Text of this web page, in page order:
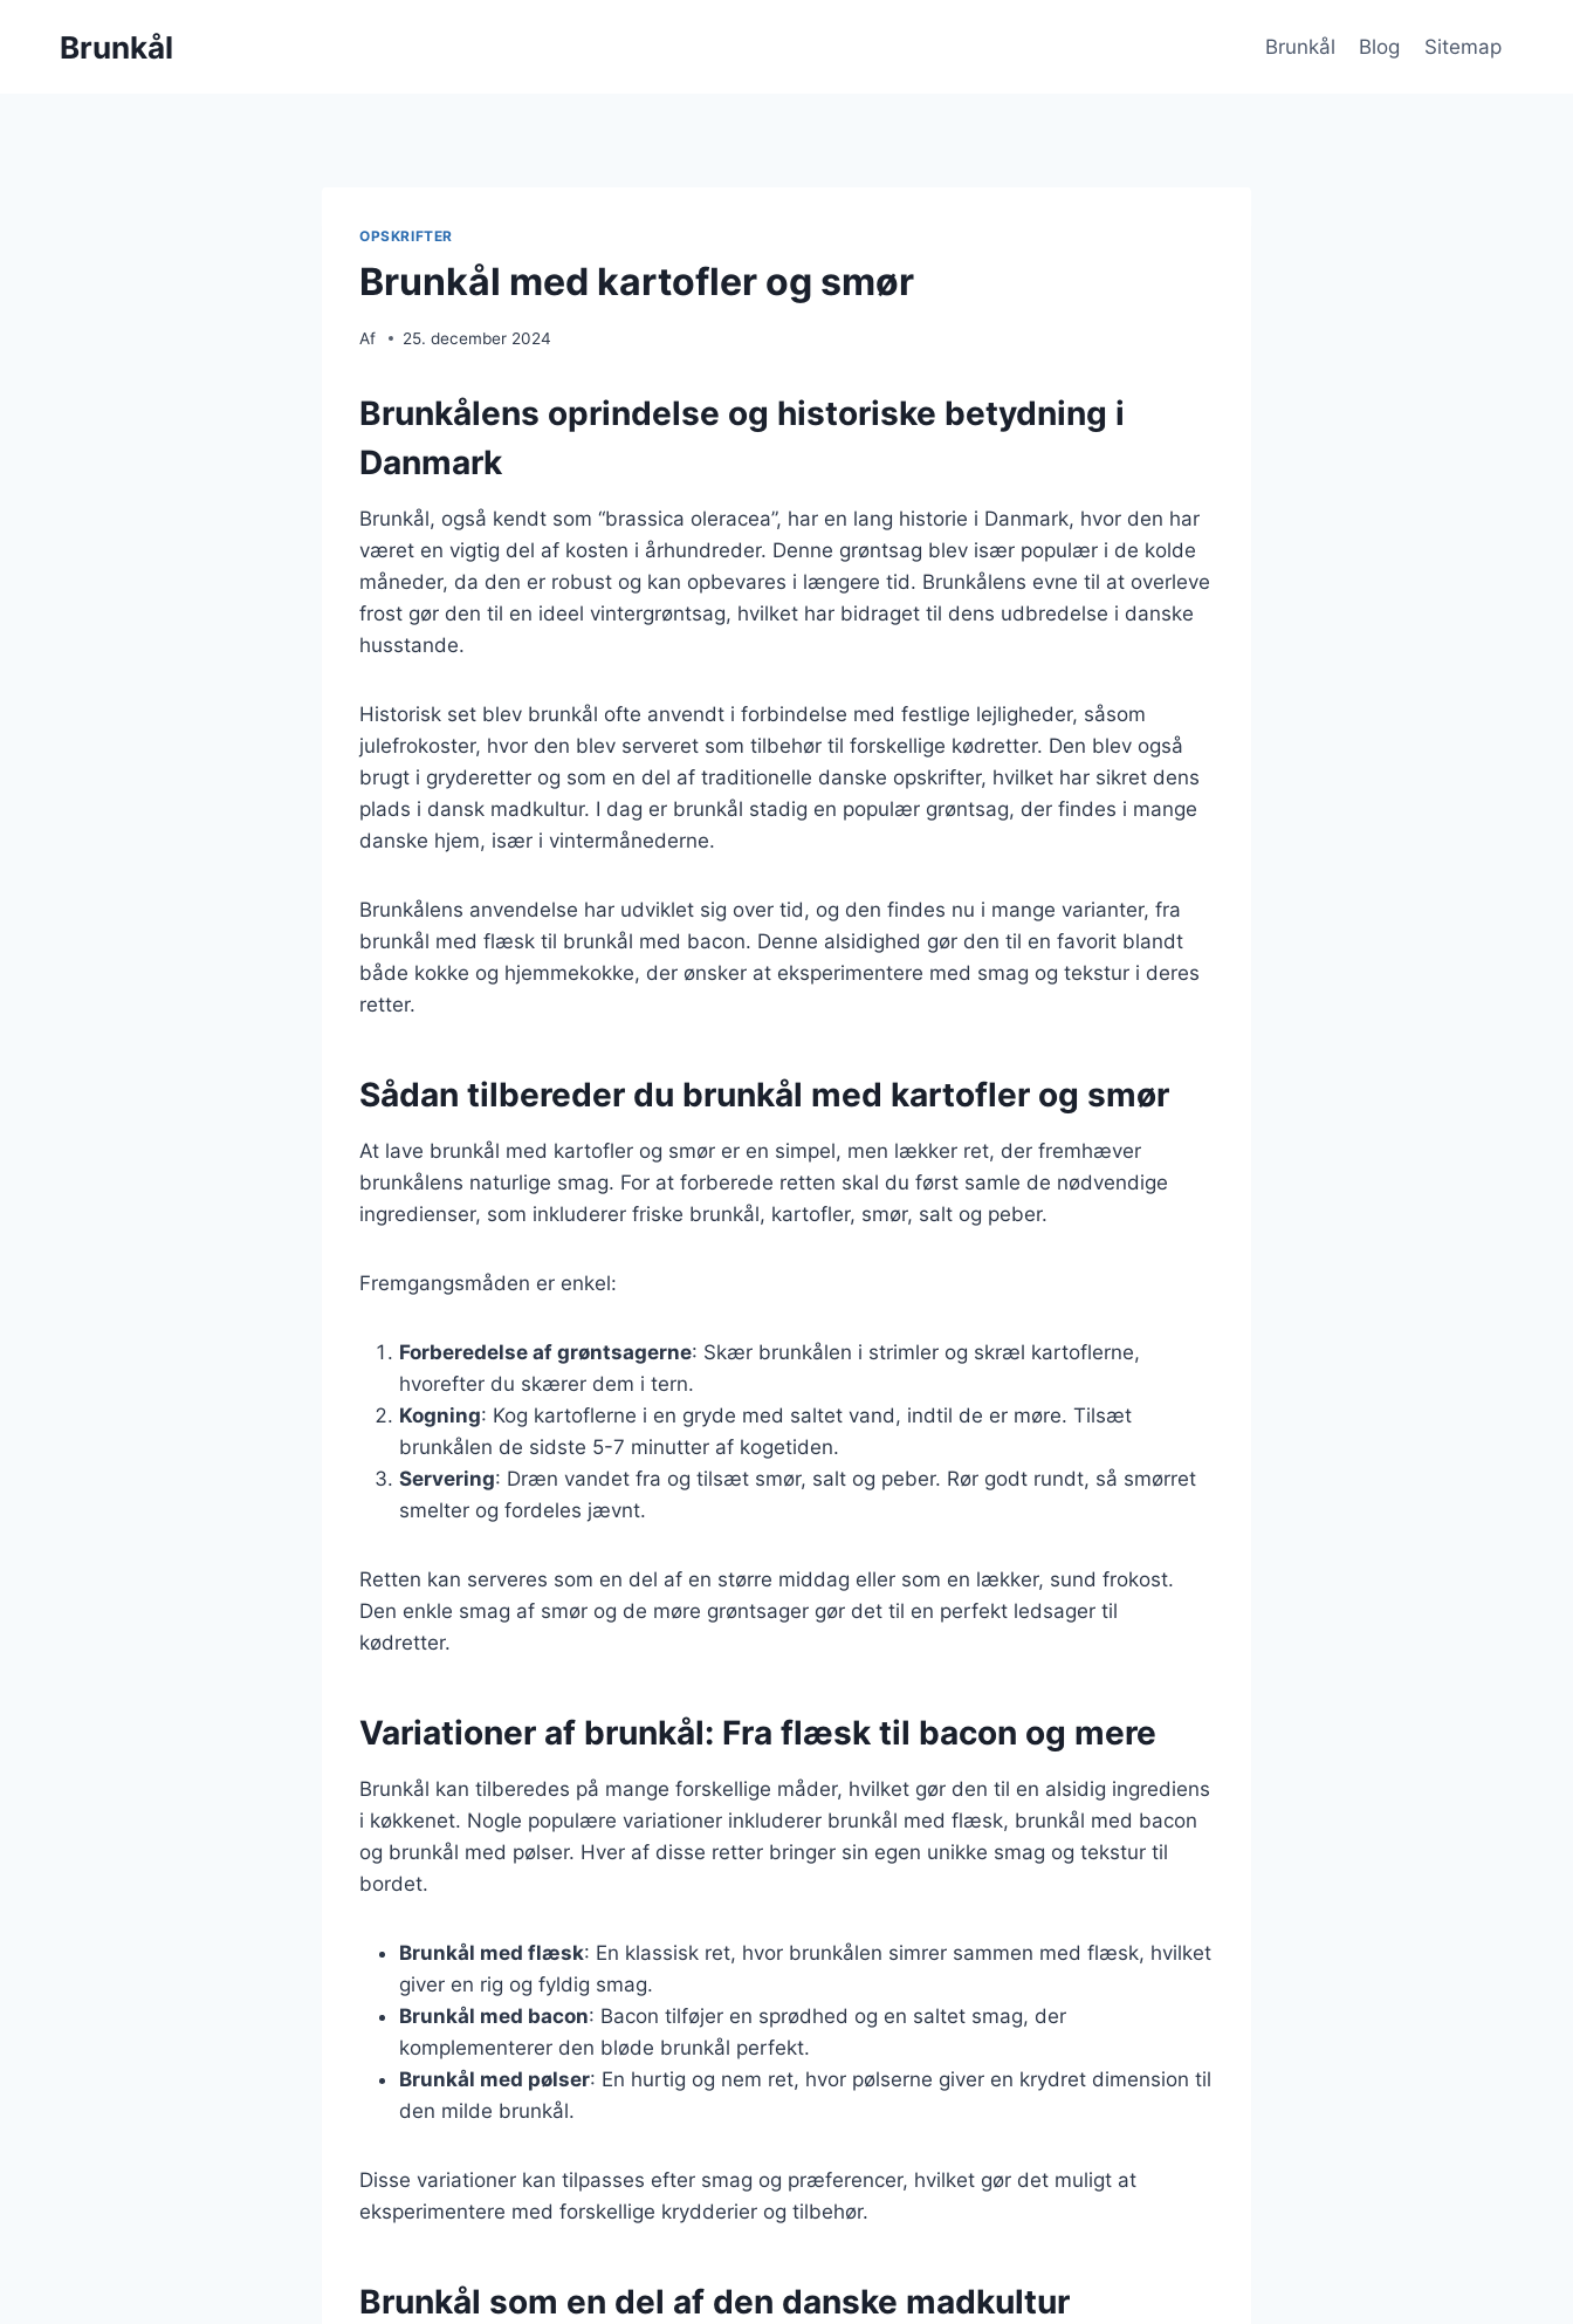
Brunkål Brunkål Blog Sitemap
OPSKRIFTER
Brunkål med kartofler og smør
Af 25. december 2024
Brunkålens oprindelse og historiske betydning i
Danmark
Brunkål, også kendt som “brassica oleracea”, har en lang historie i Danmark, hvor den har
været en vigtig del af kosten i århundreder. Denne grøntsag blev især populær i de kolde
måneder, da den er robust og kan opbevares i længere tid. Brunkålens evne til at overleve
frost gør den til en ideel vintergrøntsag, hvilket har bidraget til dens udbredelse i danske
husstande.
Historisk set blev brunkål ofte anvendt i forbindelse med festlige lejligheder, såsom
julefrokoster, hvor den blev serveret som tilbehør til forskellige kødretter. Den blev også
brugt i gryderetter og som en del af traditionelle danske opskrifter, hvilket har sikret dens
plads i dansk madkultur. I dag er brunkål stadig en populær grøntsag, der findes i mange
danske hjem, især i vintermånederne.
Brunkålens anvendelse har udviklet sig over tid, og den findes nu i mange varianter, fra
brunkål med flæsk til brunkål med bacon. Denne alsidighed gør den til en favorit blandt
både kokke og hjemmekokke, der ønsker at eksperimentere med smag og tekstur i deres
retter.
Sådan tilbereder du brunkål med kartofler og smør
At lave brunkål med kartofler og smør er en simpel, men lækker ret, der fremhæver
brunkålens naturlige smag. For at forberede retten skal du først samle de nødvendige
ingredienser, som inkluderer friske brunkål, kartofler, smør, salt og peber.
Fremgangsmåden er enkel:
Forberedelse af grøntsagerne: Skær brunkålen i strimler og skræl kartoflerne,
hvorefter du skærer dem i tern.
Kogning: Kog kartoflerne i en gryde med saltet vand, indtil de er møre. Tilsæt
brunkålen de sidste 5-7 minutter af kogetiden.
Servering: Dræn vandet fra og tilsæt smør, salt og peber. Rør godt rundt, så smørret
smelter og fordeles jævnt.
Retten kan serveres som en del af en større middag eller som en lækker, sund frokost.
Den enkle smag af smør og de møre grøntsager gør det til en perfekt ledsager til
kødretter.
Variationer af brunkål: Fra flæsk til bacon og mere
Brunkål kan tilberedes på mange forskellige måder, hvilket gør den til en alsidig ingrediens
i køkkenet. Nogle populære variationer inkluderer brunkål med flæsk, brunkål med bacon
og brunkål med pølser. Hver af disse retter bringer sin egen unikke smag og tekstur til
bordet.
Brunkål med flæsk: En klassisk ret, hvor brunkålen simrer sammen med flæsk, hvilket
giver en rig og fyldig smag.
Brunkål med bacon: Bacon tilføjer en sprødhed og en saltet smag, der
komplementerer den bløde brunkål perfekt.
Brunkål med pølser: En hurtig og nem ret, hvor pølserne giver en krydret dimension til
den milde brunkål.
Disse variationer kan tilpasses efter smag og præferencer, hvilket gør det muligt at
eksperimentere med forskellige krydderier og tilbehør.
Brunkål som en del af den danske madkultur